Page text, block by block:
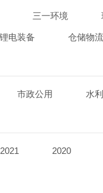
三一环境
锂电装备 仓储物流
市政公用 水
2021 2020